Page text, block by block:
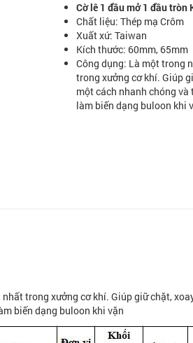
Cờ lê 1 đầu mở 1 đầu tròn
Chất liệu: Thép mạ Crôm
Xuất xứ: Taiwan
Kích thước: 60mm, 65mm
Công dụng: Là một trong
trong xưởng cơ khí. Giúp
một cách nhanh chóng
làm biến dạng buloon khi
trong xưởng cơ khí. Giúp giữ chặt,
biến dạng buloon khi vặn